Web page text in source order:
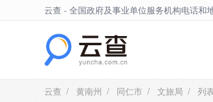
云查 - 全国政府及事业单位服务机构电话和
云查/黄南州/同仁市/文旅局/ 列